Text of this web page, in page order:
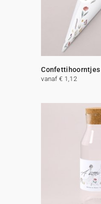
Confettihoorntjes
vanaf € 1,12